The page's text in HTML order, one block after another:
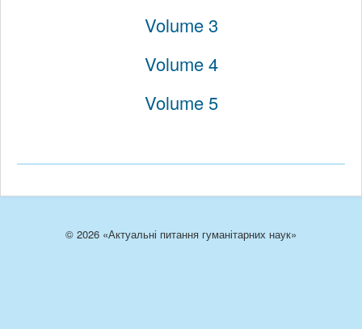
Volume 3
Volume 4
Volume 5
© 2026 «Актуальні питання гуманітарних наук»